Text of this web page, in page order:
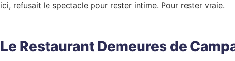
ici, refusait le spectacle pour rester intime. Pour rester vraie.
Le Restaurant Demeures de